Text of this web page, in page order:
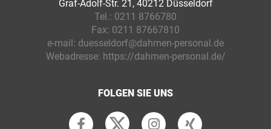
Graf-Adolf-Str. 21, 40212 Düsseldorf
Tel.: 0211 8766780
Fax: 0211 87667810
e-mail: duesseldorf@dahmen-personal.de
Webadresse: https://dahmen-personal.de/
FOLGEN SIE UNS